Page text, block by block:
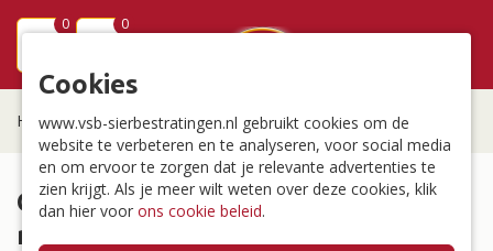
0
0
Home / Oude gebakken klinkers uit uw regio
Gebakken klinkers uit uw eigen
regio
Cookies
www.vsb-sierbestratingen.nl gebruikt cookies om de
website te verbeteren en te analyseren, voor social media
en om ervoor te zorgen dat je relevante advertenties te
zien krijgt. Als je meer wilt weten over deze cookies, klik
dan hier voor ons cookie beleid.